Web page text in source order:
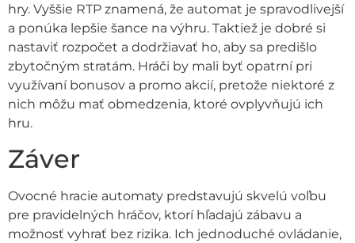
hry. Vyššie RTP znamená, že automat je spravodlivejší
a ponúka lepšie šance na výhru. Taktiež je dobré si
nastaviť rozpočet a dodržiavať ho, aby sa predišlo
zbytočným stratám. Hráči by mali byť opatrní pri
využívaní bonusov a promo akcií, pretože niektoré z
nich môžu mať obmedzenia, ktoré ovplyvňujú ich
hru.
Záver
Ovocné hracie automaty predstavujú skvelú voľbu
pre pravidelných hráčov, ktorí hľadajú zábavu a
možnosť vyhrať bez rizika. Ich jednoduché ovládanie,